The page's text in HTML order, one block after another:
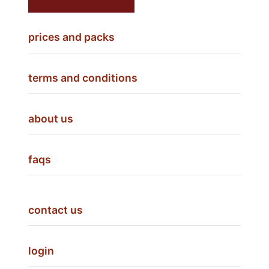
prices and packs
terms and conditions
about us
faqs
contact us
login